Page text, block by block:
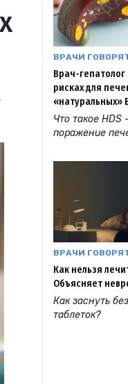
ВРАЧИ
Врач-
рисках для
«натуральных»
Что такое
поражение
ВРАЧИ
Как нельзя
Объясняет
Как заснуть
таблеток?